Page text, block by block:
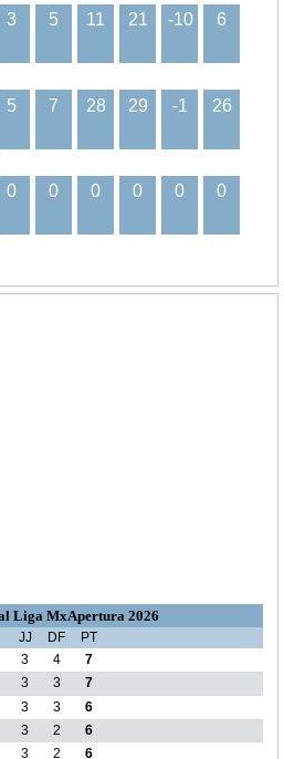
3 5 11 21 -10 6
5 7 28 29 -1 26
0 0 0 0 0 0
Liga MxApertura 2026
JJ DF
PT
3 4
7
3 3
7
3 3
6
3 2
6
3 2 6